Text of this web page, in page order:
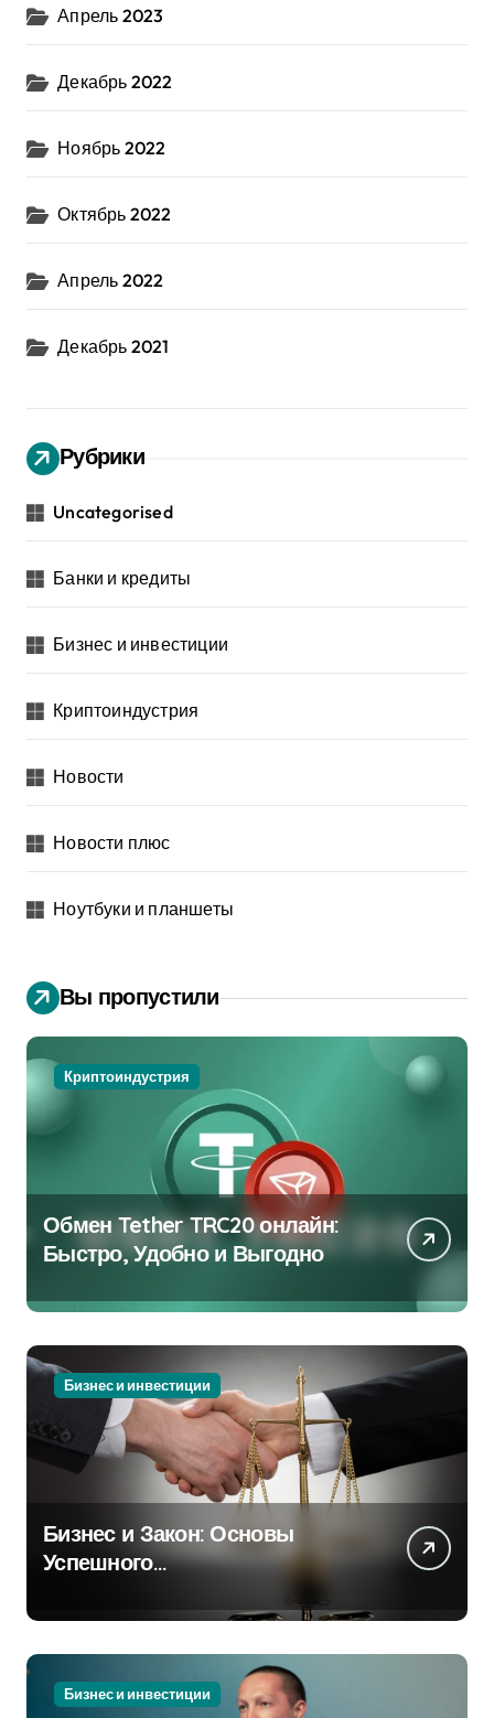
Апрель 2023
Декабрь 2022
Ноябрь 2022
Октябрь 2022
Апрель 2022
Декабрь 2021
Рубрики
Uncategorised
Банки и кредиты
Бизнес и инвестиции
Криптоиндустрия
Новости
Новости плюс
Ноутбуки и планшеты
Вы пропустили
Криптоиндустрия
Обмен Tether TRC20 онлайн:
Быстро, Удобно и Выгодно
Бизнес и инвестиции
Бизнес и Закон: Основы
Успешного
Бизнес и инвестиции